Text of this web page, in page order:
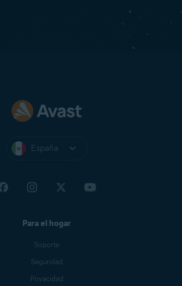
España
Para el hogar
Soporte
Seguridad
Privacidad